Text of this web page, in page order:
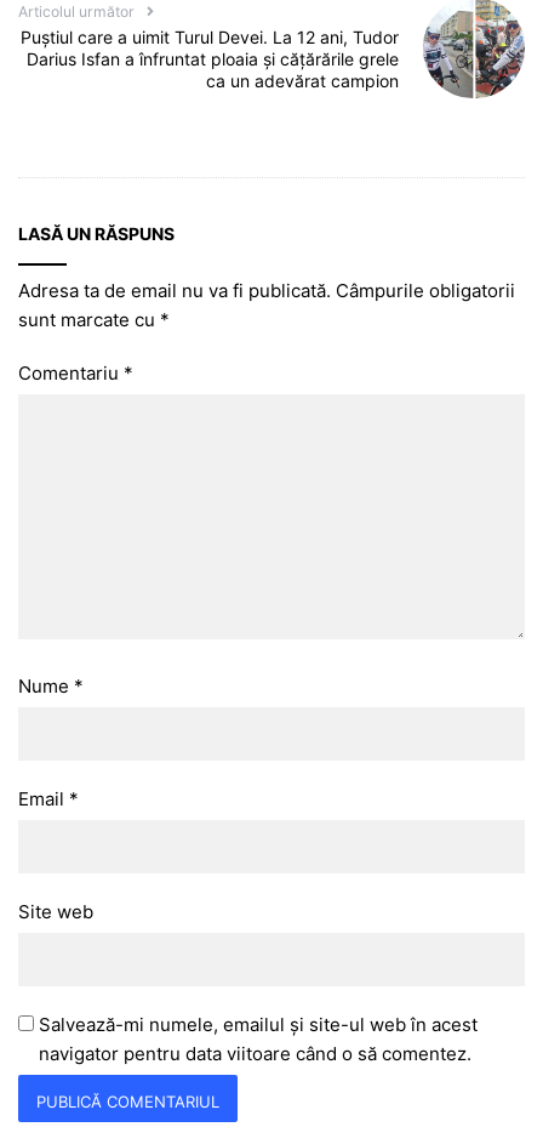
Articolul următor
Puștiul care a uimit Turul Devei. La 12 ani, Tudor
Darius Isfan a înfruntat ploaia și cățărările grele
ca un adevărat campion
LASĂ UN RĂSPUNS
Adresa ta de email nu va fi publicată. Câmpurile obligatorii
sunt marcate cu *
Comentariu *
Nume *
Email *
Site web
Salvează-mi numele, emailul și site-ul web în acest
navigator pentru data viitoare când o să comentez.